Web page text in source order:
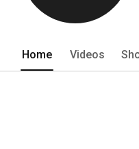
Home Videos